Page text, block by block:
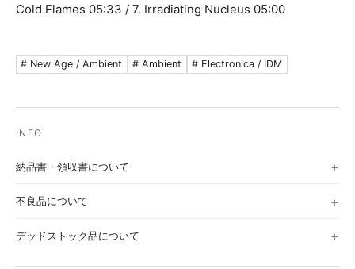
Cold Flames 05:33 / 7. Irradiating Nucleus 05:00
# New Age / Ambient # Ambient # Electronica / IDM
納品書・領収書について
不良品について
デッドストック品について